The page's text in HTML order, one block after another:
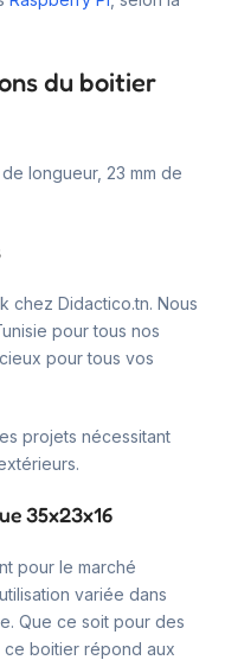
du boitier
longueur, 23 mm de
chez Didactico.tn. Nous
pour tous nos
pour tous vos
projets nécessitant
35x23x16
pour le marché
variée dans
Que ce soit pour des
boitier répond aux